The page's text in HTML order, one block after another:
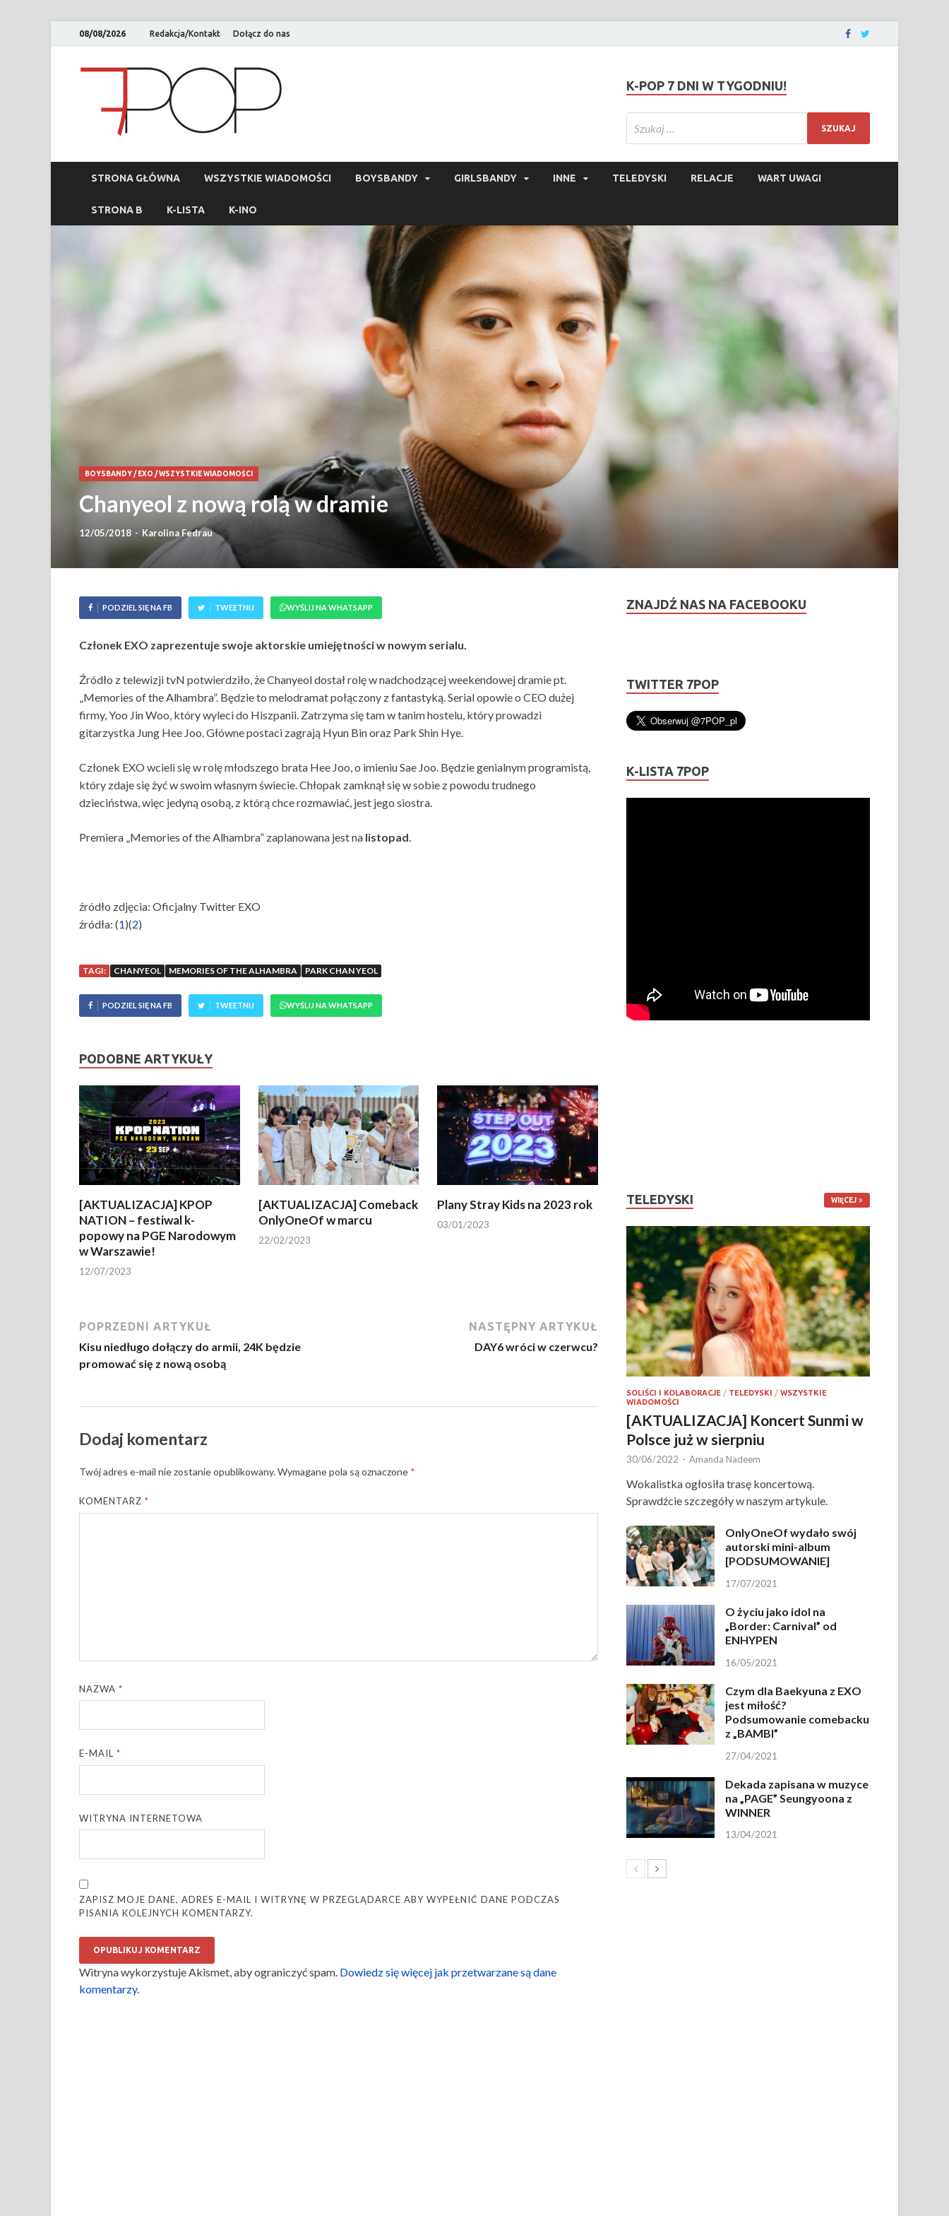
08/08/2026 Redakcja/Kontakt Dołącz do nas
K-POP 7 DNI W TYGODNIU!
STRONA GŁÓWNA WSZYSTKIE WIADOMOŚCI BOYSBANDY GIRLSBANDY INNE TELEDYSKI RELACJE WART UWAGI
STRONA B K-LISTA K-INO
BOYSBANDY/ EXO /WSZYSTKIE WIADOMOŚCI
Chanyeol z nową rolą w dramie
12/05/2018 - Karolina Fedrau
PODZIEL SIĘ NA FB TWEETNIJ WYŚLIJ NA WHATSAPP
Członek EXO zaprezentuje swoje aktorskie umiejętności w nowym serialu.
Źródło z telewizji tvN potwierdziło, że Chanyeol dostał rolę w nadchodzącej weekendowej dramie pt.
„Memories of the Alhambra”. Będzie to melodramat połączony z fantastyką. Serial opowie o CEO dużej
firmy, Yoo Jin Woo, który wyleci do Hiszpanii. Zatrzyma się tam w tanim hostelu, który prowadzi
gitarzystka Jung Hee Joo. Główne postaci zagrają Hyun Bin oraz Park Shin Hye.
Członek EXO wcieli się w rolę młodszego brata Hee Joo, o imieniu Sae Joo. Będzie genialnym programistą,
który zdaje się żyć w swoim własnym świecie. Chłopak zamknął się w sobie z powodu trudnego
dzieciństwa, więc jedyną osobą, z którą chce rozmawiać, jest jego siostra.
Premiera „Memories of the Alhambra” zaplanowana jest na listopad.
źródło zdjęcia: Oficjalny Twitter EXO
źródła: (1)(2)
TAGI: CHANYEOL MEMORIES OF THE ALHAMBRA PARK CHAN YEOL
PODZIEL SIĘ NA FB TWEETNIJ WYŚLIJ NA WHATSAPP
PODOBNE ARTYKUŁY
[AKTUALIZACJA] KPOP
NATION – festiwal k-
popowy na PGE Narodowym
w Warszawie!
12/07/2023
[AKTUALIZACJA] Comeback
OnlyOneOf w marcu
22/02/2023
Plany Stray Kids na 2023 rok
03/01/2023
POPRZEDNI ARTYKUŁ
Kisu niedługo dołączy do armii, 24K będzie
promować się z nową osobą
NASTĘPNY ARTYKUŁ
DAY6 wróci w czerwcu?
Dodaj komentarz
Twój adres e-mail nie zostanie opublikowany.Wymagane pola są oznaczone *
KOMENTARZ*
NAZWA*
E-MAIL*
WITRYNA INTERNETOWA
ZAPISZ MOJE DANE, ADRES E-MAIL I WITRYNĘ W PRZEGLĄDARCE ABY WYPEŁNIĆ DANE PODCZAS
PISANIA KOLEJNYCH KOMENTARZY.
Witryna wykorzystuje Akismet, aby ograniczyć spam. Dowiedz się więcej jak przetwarzane są dane
komentarzy.
ZNAJDŹ NAS NA FACEBOOKU
TWITTER 7POP
K-LISTA 7POP
TELEDYSKI WIĘCEJ
SOLIŚCI I KOLABORACJE / TELEDYSKI /WSZYSTKIE
WIADOMOŚCI
[AKTUALIZACJA] Koncert Sunmi w
Polsce już w sierpniu
30/06/2022 - Amanda Nadeem
Wokalistka ogłosiła trasę koncertową.
Sprawdźcie szczegóły w naszym artykule.
OnlyOneOf wydało swój
autorski mini-album
[PODSUMOWANIE]
17/07/2021
O życiu jako idol na
„Border: Carnival” od
ENHYPEN
16/05/2021
Czym dla Baekyuna z EXO
jest miłość?
Podsumowanie comebacku
z „BAMBI”
27/04/2021
Dekada zapisana w muzyce
na „PAGE” Seungyoona z
WINNER
13/04/2021